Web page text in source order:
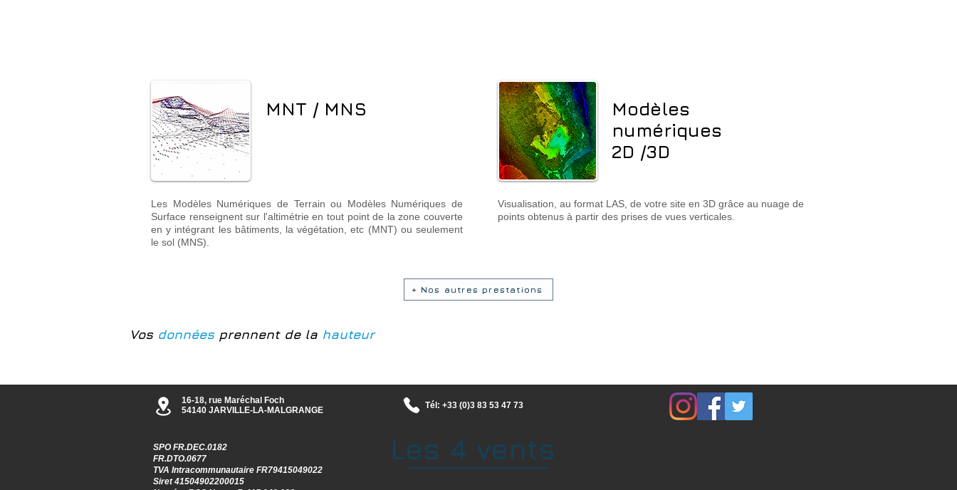
MNT / MNS
Les Modèles Numériques de Terrain ou Modèles Numériques de
Surface renseignent sur l'altimétrie en tout point de la zone couverte
en y intégrant les bâtiments, la végétation, etc (MNT) ou seulement
le sol (MNS).
Modèles
numériques
2D /3D
Visualisation, au format LAS, de votre site en 3D grâce au nuage de
points obtenus à partir des prises de vues verticales.
+ Nos autres prestations
Vos données prennent de la hauteur
16-18, rue Maréchal Foch
54140 JARVILLE-LA-MALGRANGE
Tél: +33 (0)3 83 53 47 73
Les 4 vents
SPO FR.DEC.0182
FR.DTO.0677
TVA Intracommunautaire FR79415049022
Siret 41504902200015